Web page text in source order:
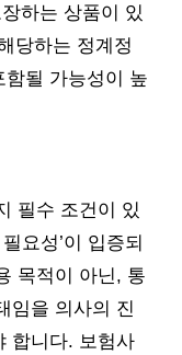
하는 상품이 있
당하는 정계정
될 가능성이 높
필수 조건이 있
요성’이 입증되
목적이 아닌, 통
임을 의사의 진
합니다. 보험사